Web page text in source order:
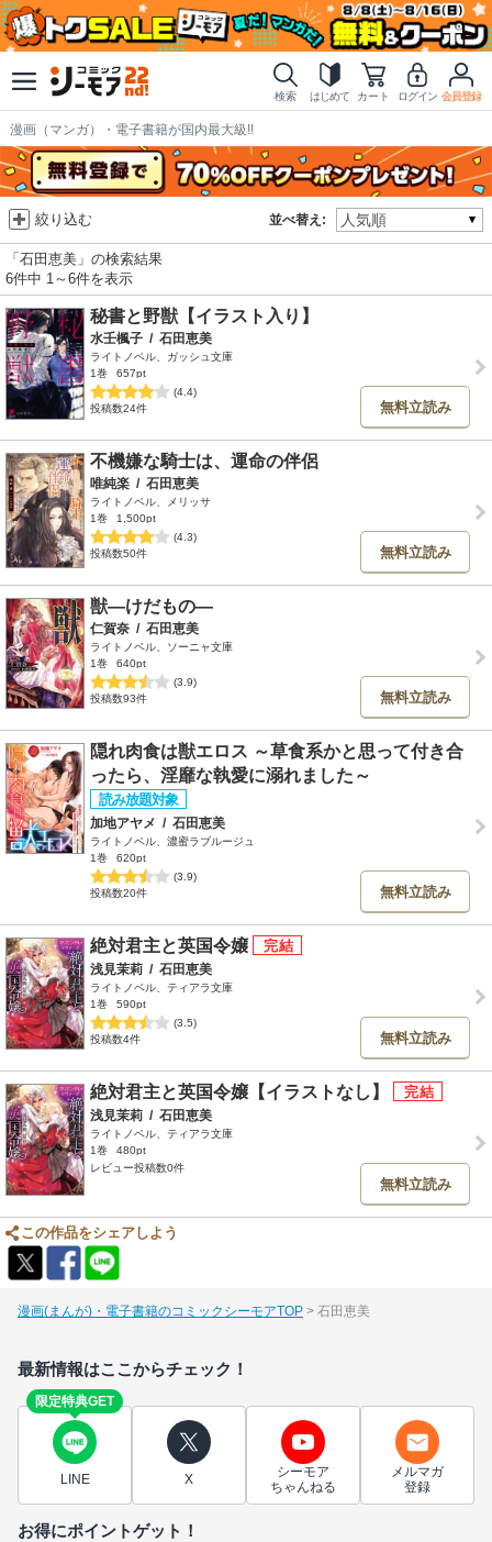
検索 はじめて カート ログイン 会員登録
漫画（マンガ）・電子書籍が国内最大級!!
並べ替え:
絞り込む
「石田恵美」の検索結果
6件中 1～6件を表示
秘書と野獣【イラスト入り】
水壬楓子 / 石田恵美
ライトノベル、ガッシュ文庫
1巻
657pt
(4.4)
投稿数24件
無料立読み
不機嫌な騎士は、運命の伴侶
唯純楽 / 石田恵美
ライトノベル、メリッサ
1巻
1,500pt
(4.3)
投稿数50件
無料立読み
獣―けだもの―
仁賀奈 / 石田恵美
ライトノベル、ソーニャ文庫
1巻
640pt
(3.9)
投稿数93件
無料立読み
隠れ肉食は獣エロス ～草食系かと思って付き合
ったら、淫靡な執愛に溺れました～
加地アヤメ / 石田恵美
ライトノベル、濃蜜ラブルージュ
1巻
620pt
(3.9)
投稿数20件
無料立読み
絶対君主と英国令嬢
浅見茉莉 / 石田恵美
ライトノベル、ティアラ文庫
1巻
590pt
(3.5)
投稿数4件
無料立読み
絶対君主と英国令嬢【イラストなし】
浅見茉莉 / 石田恵美
ライトノベル、ティアラ文庫
1巻
480pt
レビュー投稿数0件
無料立読み
この作品をシェアしよう
漫画(まんが)・電子書籍のコミックシーモアTOP 石田恵美
最新情報はここからチェック！
限定特典GET
LINE X
シーモア
ちゃんねる
メルマガ
登録
お得にポイントゲット！